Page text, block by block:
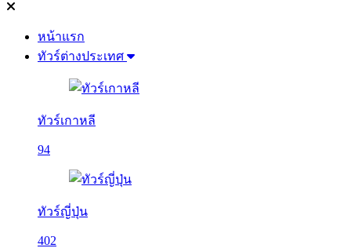
หน้าแรก
ทัวร์ต่างประเทศ
ทัวร์เกาหลี
94
ทัวร์ญี่ปุ่น
402